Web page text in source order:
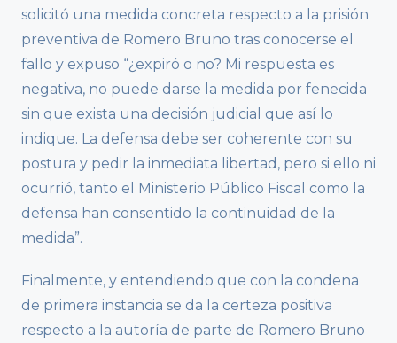
solicitó una medida concreta respecto a la prisión
preventiva de Romero Bruno tras conocerse el
fallo y expuso “¿expiró o no? Mi respuesta es
negativa, no puede darse la medida por fenecida
sin que exista una decisión judicial que así lo
indique. La defensa debe ser coherente con su
postura y pedir la inmediata libertad, pero si ello ni
ocurrió, tanto el Ministerio Público Fiscal como la
defensa han consentido la continuidad de la
medida”.
Finalmente, y entendiendo que con la condena
de primera instancia se da la certeza positiva
respecto a la autoría de parte de Romero Bruno